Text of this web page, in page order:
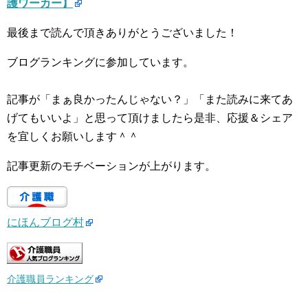
護ワーカー】
最後まで読んで頂きありがとうございました！
ブログランキングに参加しています。
記事が「まぁ良かったんじゃない？」「また読みに来てあ
げてもいいよ」と思って頂けましたら是非、応援＆シェア
を宜しくお願いします＾＾
記事更新のモチベーションが上がります。
にほんブログ村
介護職員ランキング